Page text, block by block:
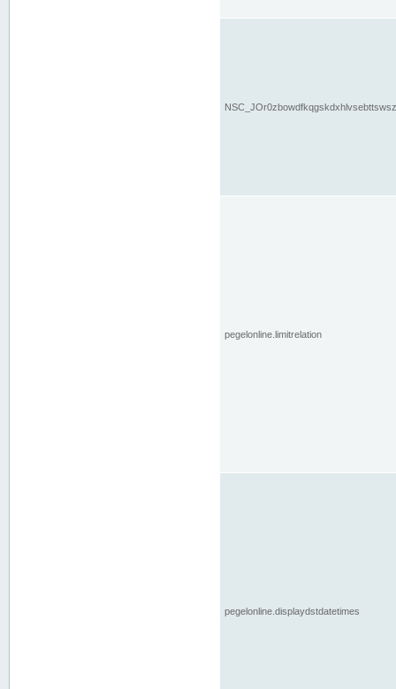
pegelonline.limitrelation
pegelonline.displaydstdatetimes